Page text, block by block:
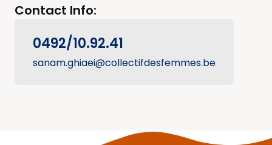
Contact Info:
0492/10.92.41
sanam.ghiaei@collectifdesfemmes.be